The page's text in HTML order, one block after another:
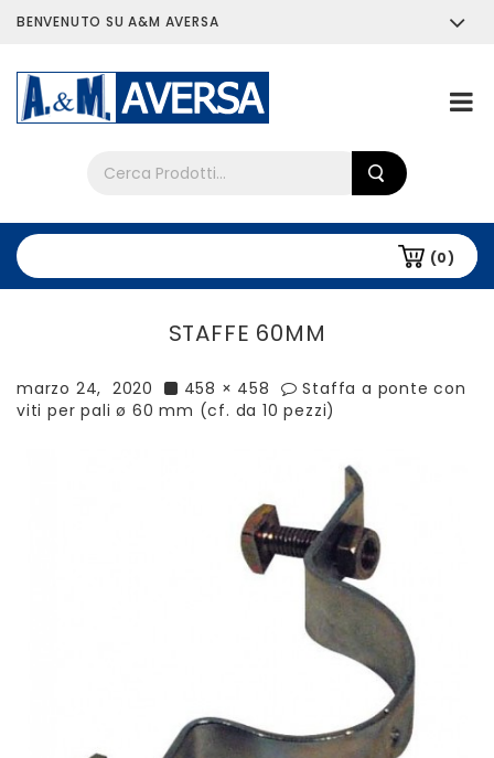
BENVENUTO SU A&M AVERSA
(0)
STAFFE 60MM
marzo 24, 2020 458 × 458
Staffa a ponte con
viti per pali ø 60 mm (cf. da 10 pezzi)